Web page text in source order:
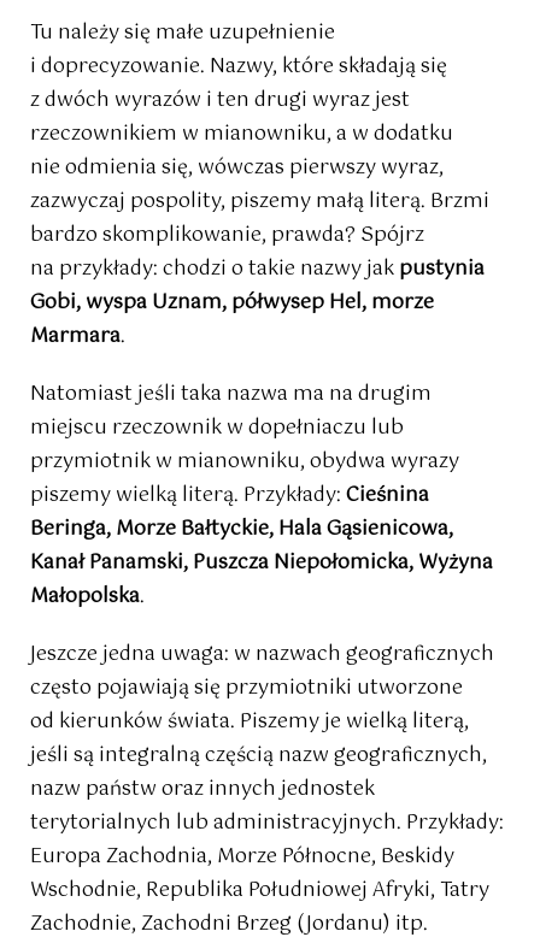
Tu należy się małe uzupełnienie
i doprecyzowanie. Nazwy, które składają się
z dwóch wyrazów i ten drugi wyraz jest
rzeczownikiem w mianowniku, a w dodatku
nie odmienia się, wówczas pierwszy wyraz,
zazwyczaj pospolity, piszemy małą literą. Brzmi
bardzo skomplikowanie, prawda? Spójrz
na przykłady: chodzi o takie nazwy jakpustynia
Gobi, wyspa Uznam, półwysep Hel, morze
Marmara.
Natomiast jeśli taka nazwa ma na drugim
miejscu rzeczownik w dopełniaczu lub
przymiotnik w mianowniku, obydwa wyrazy
piszemy wielką literą. Przykłady:Cieśnina
Beringa, Morze Bałtyckie, Hala Gąsienicowa,
Kanał Panamski, Puszcza Niepołomicka, Wyżyna
Małopolska.
Jeszcze jedna uwaga: w nazwach geograficznych
często pojawiają się przymiotniki utworzone
od kierunków świata. Piszemy je wielką literą,
jeśli są integralną częścią nazw geograficznych,
nazw państw oraz innych jednostek
terytorialnych lub administracyjnych. Przykłady:
Europa Zachodnia, Morze Północne, Beskidy
Wschodnie, Republika Południowej Afryki, Tatry
Zachodnie, Zachodni Brzeg (Jordanu) itp.